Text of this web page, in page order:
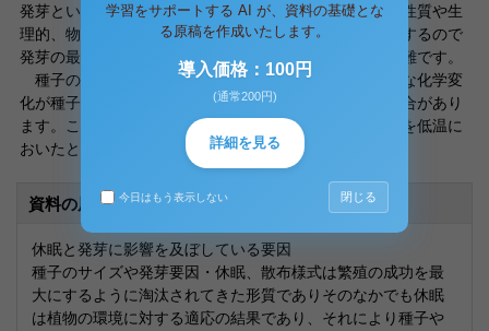
発芽という胚の成長そのものだけでなく、種子の機械的性質や生
理的、物理的プロセスなどの総合的な結果に複雑に影響するので
発芽の最適温度というものをはっきりと決めることは困難です。
種子の休眠の一つの型として、発芽に必要な或る微妙な化学変
化が種子の中で完了するまで発芽が起こらないという場合があり
ます。この変なこれを一般に種子の後熟現象といい種子を低温に
おいたときに起こります。
資料の原本内容
休眠と発芽に影響を及ぼしている要因
種子のサイズや発芽要因・休眠、散布様式は繁殖の成功を最
大にするように淘汰されてきた形質でありそのなかでも休眠
は植物の環境に対する適応の結果であり、それにより種子や
学習をサポートする AI が、資料の基礎とな
る原稿を作成いたします。
導入価格：100円
(通常200円)
詳細を見る
今日はもう表示しない 閉じる